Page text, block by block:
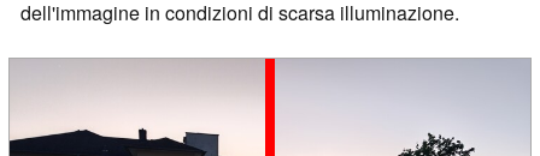
dell'immagine in condizioni di scarsa illuminazione.